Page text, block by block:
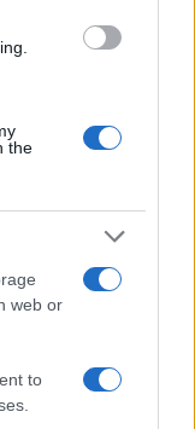
the
web or
to
και τα
για να
αθώα,
και
από το
γιο – Ο